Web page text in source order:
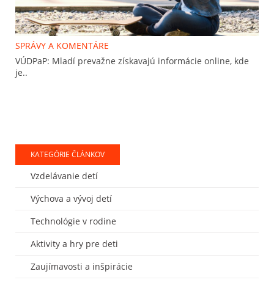
SPRÁVY A KOMENTÁRE
VÚDPaP: Mladí prevažne získavajú informácie online, kde
je..
KATEGÓRIE ČLÁNKOV
Vzdelávanie detí
Výchova a vývoj detí
Technológie v rodine
Aktivity a hry pre deti
Zaujímavosti a inšpirácie